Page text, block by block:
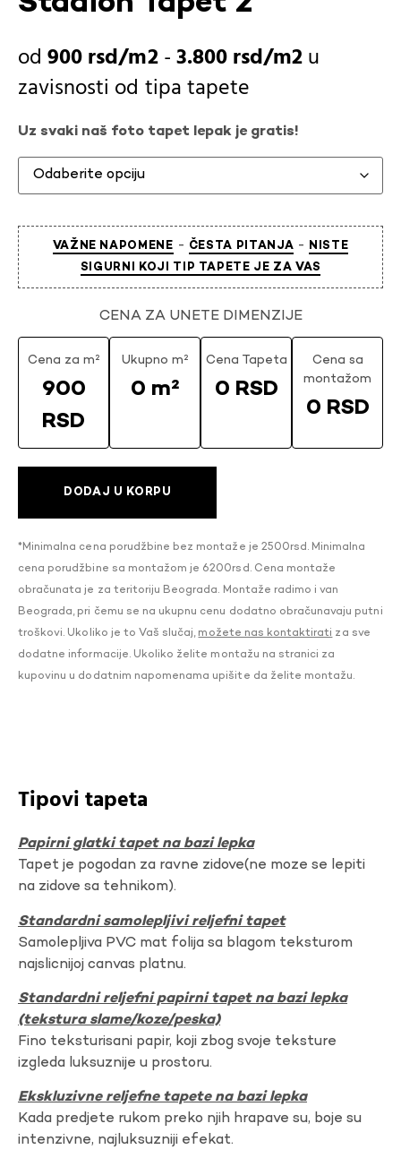
900rsd -3.800rsd
u
zavisnosti od tipa tapete
Uz svaki naš foto tapet lepak je gratis!
VAŽNE NAPOMENE - ČESTA PITANJA - NISTE
SIGURNI KOJI TIP TAPETE JE ZA VAS
CENA ZA UNETE DIMENZIJE
Cena za m²
900
RSD
Ukupno m²
0 m²
Cena Tapeta
0 RSD
Cena sa
montažom
0 RSD
DODAJ U KORPU
*Minimalna cena porudžbine bez montaže je 2500rsd. Minimalna
cena porudžbine sa montažom je 6200rsd. Cena montaže
obračunata je za teritoriju Beograda. Montaže radimo i van
Beograda, pri čemu se na ukupnu cenu dodatno obračunavaju putni
troškovi. Ukoliko je to Vaš slučaj, možete nas kontaktirati za sve
dodatne informacije. Ukoliko želite montažu na stranici za
kupovinu u dodatnim napomenama upišite da želite montažu.
Tipovi tapeta
Papirni glatki tapet na bazi lepka
Tapet je pogodan za ravne zidove(ne moze se lepiti
na zidove sa tehnikom).
Standardni samolepljivi reljefni tapet
Samolepljiva PVC mat folija sa blagom teksturom
najslicnijoj canvas platnu.
Standardni reljefni papirni tapet na bazi lepka
(tekstura slame/koze/peska)
Fino teksturisani papir, koji zbog svoje teksture
izgleda luksuznije u prostoru.
Ekskluzivne reljefne tapete na bazi lepka
Kada predjete rukom preko njih hrapave su, boje su
intenzivne, najluksuzniji efekat.